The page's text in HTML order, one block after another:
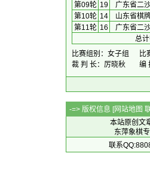
第09轮 19 广东省二
第10轮 14 山东省棋
第11轮 16 广东省二
总
比赛组别：女子组
比
裁 判 长：厉晓秋
编
-=> 版权信息 [网站地图
本站原创文
东萍象棋
联系